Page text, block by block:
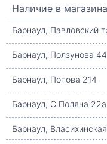
Наличие в
Барнаул, Павловский
Барнаул, Ползунова
Барнаул, Попова 214
Барнаул, С.Поляна 22а
Барнаул,